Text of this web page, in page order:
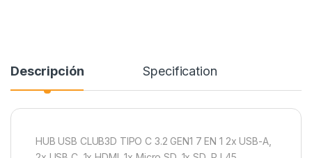
Descripción Specification
HUB USB CLUB3D TIPO C 3.2 GEN1 7 EN 1 2x USB-A,